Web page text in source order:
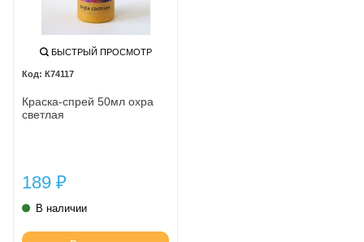
БЫСТРЫЙ ПРОСМОТР
К74117
Краска-спрей 50мл охра
светлая
189 ₽
В наличии